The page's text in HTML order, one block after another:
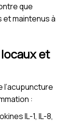
que
maintenus à
et
l’acupuncture
:
IL-1, IL-8,